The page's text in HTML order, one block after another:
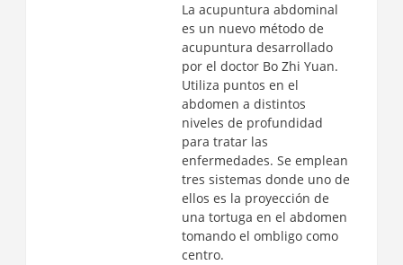
La acupuntura abdominal
es un nuevo método de
acupuntura desarrollado
por el doctor Bo Zhi Yuan.
Utiliza puntos en el
abdomen a distintos
niveles de profundidad
para tratar las
enfermedades. Se emplean
tres sistemas donde uno de
ellos es la proyección de
una tortuga en el abdomen
tomando el ombligo como
centro.